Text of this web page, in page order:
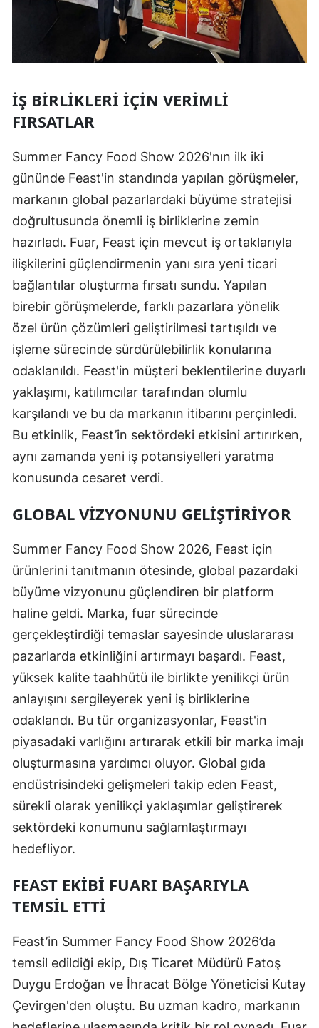
İŞ BIRLIKLERI İÇIN VERIMLI
FIRSATLAR
Summer Fancy Food Show 2026'nın ilk iki
gününde Feast'in standında yapılan görüşmeler,
markanın global pazarlardaki büyüme stratejisi
doğrultusunda önemli iş birliklerine zemin
hazırladı. Fuar, Feast için mevcut iş ortaklarıyla
ilişkilerini güçlendirmenin yanı sıra yeni ticari
bağlantılar oluşturma fırsatı sundu. Yapılan
birebir görüşmelerde, farklı pazarlara yönelik
özel ürün çözümleri geliştirilmesi tartışıldı ve
işleme sürecinde sürdürülebilirlik konularına
odaklanıldı. Feast'in müşteri beklentilerine duyarlı
yaklaşımı, katılımcılar tarafından olumlu
karşılandı ve bu da markanın itibarını perçinledi.
Bu etkinlik, Feast’in sektördeki etkisini artırırken,
aynı zamanda yeni iş potansiyelleri yaratma
konusunda cesaret verdi.
GLOBAL VIZYONUNU GELIŞTIRIYOR
Summer Fancy Food Show 2026, Feast için
ürünlerini tanıtmanın ötesinde, global pazardaki
büyüme vizyonunu güçlendiren bir platform
haline geldi. Marka, fuar sürecinde
gerçekleştirdiği temaslar sayesinde uluslararası
pazarlarda etkinliğini artırmayı başardı. Feast,
yüksek kalite taahhütü ile birlikte yenilikçi ürün
anlayışını sergileyerek yeni iş birliklerine
odaklandı. Bu tür organizasyonlar, Feast'in
piyasadaki varlığını artırarak etkili bir marka imajı
oluşturmasına yardımcı oluyor. Global gıda
endüstrisindeki gelişmeleri takip eden Feast,
sürekli olarak yenilikçi yaklaşımlar geliştirerek
sektördeki konumunu sağlamlaştırmayı
hedefliyor.
FEAST EKIBI FUARI BAŞARIYLA
TEMSIL ETTI
Feast’in Summer Fancy Food Show 2026’da
temsil edildiği ekip, Dış Ticaret Müdürü Fatoş
Duygu Erdoğan ve İhracat Bölge Yöneticisi Kutay
Çevirgen'den oluştu. Bu uzman kadro, markanın